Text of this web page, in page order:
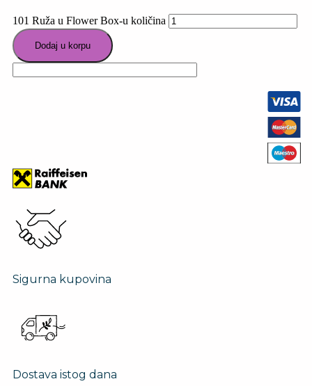
101 Ruža u Flower Box-u količina
Dodaj u korpu
Sigurna kupovina
Dostava istog dana